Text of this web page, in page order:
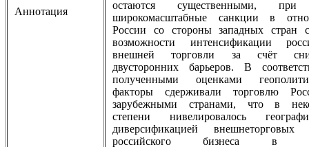
Аннотация
остаются существенными, при
широкомасштабные санкции в
России со стороны западных стран
возможности интенсификации
внешней торговли за счёт
двусторонних барьеров. В
полученными оценками
факторы сдерживали торговлю
зарубежными странами, что в
степени нивелировалось
диверсификацией внешнеторговых
российского бизнеса в